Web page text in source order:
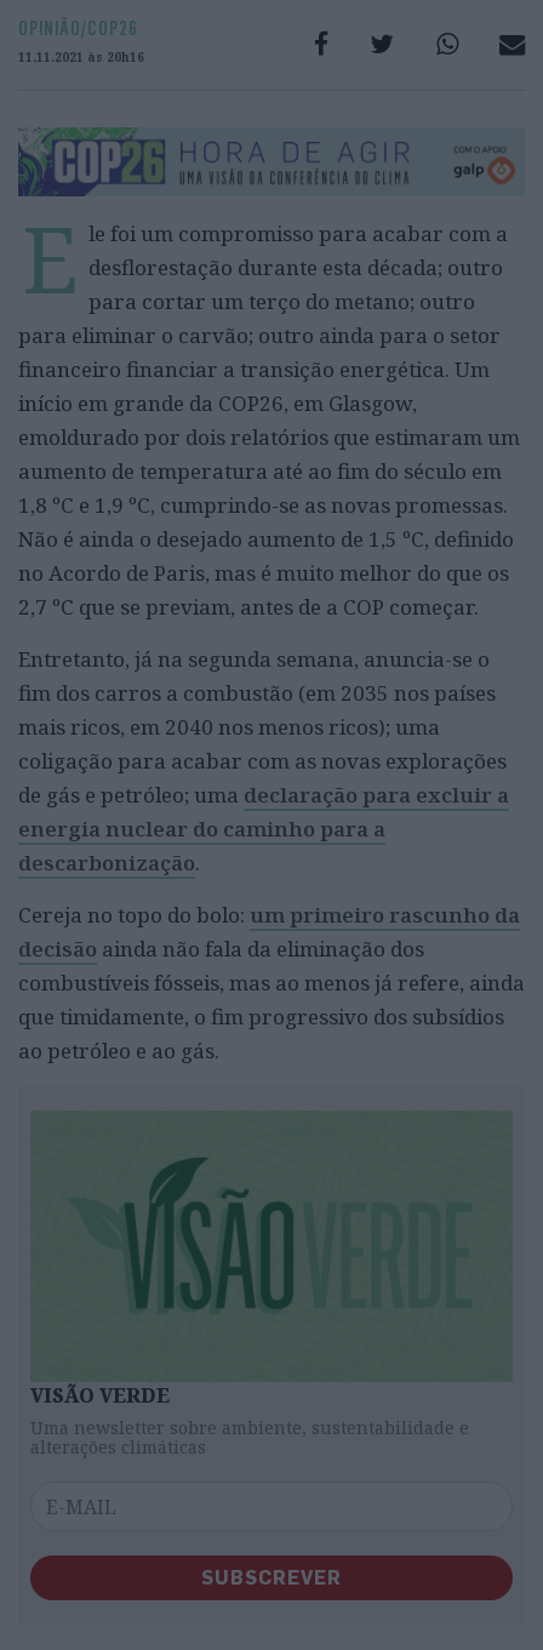
OPINIÃO/COP26
11.11.2021 às 20h16
E le foi um compromisso para acabar com a
desflorestação durante esta década; outro
para cortar um terço do metano; outro
para eliminar o carvão; outro ainda para o setor
financeiro financiar a transição energética. Um
início em grande da COP26, em Glasgow,
emoldurado por dois relatórios que estimaram um
aumento de temperatura até ao fim do século em
1,8 ºC e 1,9 ºC, cumprindo-se as novas promessas.
Não é ainda o desejado aumento de 1,5 ºC, definido
no Acordo de Paris, mas é muito melhor do que os
2,7 ºC que se previam, antes de a COP começar.
Entretanto, já na segunda semana, anuncia-se o
fim dos carros a combustão (em 2035 nos países
mais ricos, em 2040 nos menos ricos); uma
coligação para acabar com as novas explorações
de gás e petróleo; uma declaração para excluir a
energia nuclear do caminho para a
descarbonização.
Cereja no topo do bolo: um primeiro rascunho da
decisão ainda não fala da eliminação dos
combustíveis fósseis, mas ao menos já refere, ainda
que timidamente, o fim progressivo dos subsídios
ao petróleo e ao gás.
VISÃO VERDE
Uma newsletter sobre ambiente, sustentabilidade e
alterações climáticas
SUBSCREVER